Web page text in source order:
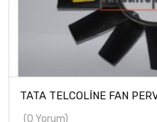
TATA TELCOLİNE FAN
(0 Yorum)